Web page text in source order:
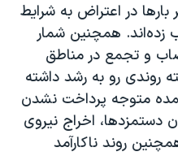
بارها در اعتراض به شرایط
همچنین شمار
و تجمع در مناطق
روندی رو به رشد داشته
متوجه پرداخت نشدن
دستمزدها، اخراج نیروی
روند ناکارآمد